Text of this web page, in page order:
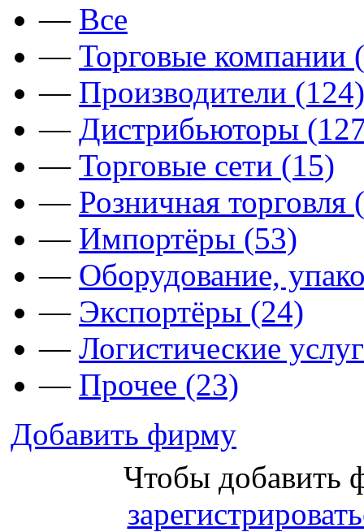
— Все
— Торговые компании
— Производители (124)
— Дистрибьюторы
— Торговые сети (15)
— Розничная торговля
— Импортёры (53)
— Оборудование,
— Экспортёры (24)
— Логистические
— Прочее (23)
Добавить фирму
Чтобы добавить